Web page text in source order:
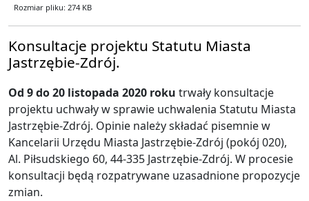
Rozmiar pliku: 274 KB
Konsultacje projektu Statutu Miasta
Jastrzębie-Zdrój.
Od 9 do 20 listopada 2020 roku trwały konsultacje
projektu uchwały w sprawie uchwalenia Statutu Miasta
Jastrzębie-Zdrój. Opinie należy składać pisemnie w
Kancelarii Urzędu Miasta Jastrzębie-Zdrój (pokój 020),
Al. Piłsudskiego 60, 44-335 Jastrzębie-Zdrój. W procesie
konsultacji będą rozpatrywane uzasadnione propozycje
zmian.